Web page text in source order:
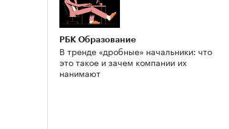
РБК Образование
В тренде «дробные» начальники: что
это такое и зачем компании их
нанимают